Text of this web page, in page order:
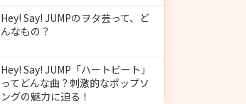
Hey! Say! JUMPのヲタ芸って、ど
んなもの？
Hey! Say! JUMP「ハートビート」
ってどんな曲？刺激的なポップソ
ングの魅力に迫る！